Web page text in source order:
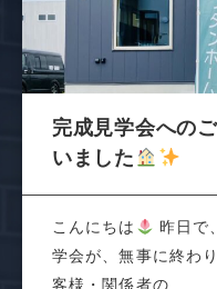
完成見学会への
いました
こんにちは
昨日で
学会が、無事に終わ
客様・関係者の...